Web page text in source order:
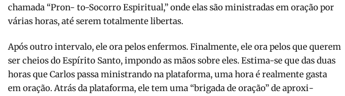
chamada “Pron- to-Socorro Espiritual,” onde elas são ministradas em oração por
várias horas, até serem totalmente libertas.
Após outro intervalo, ele ora pelos enfermos. Finalmente, ele ora pelos que querem
ser cheios do Espírito Santo, impondo as mãos sobre eles. Estima-se que das duas
horas que Carlos passa ministrando na plata­forma, uma hora é realmente gasta
em oração. Atrás da plataforma, ele tem uma “brigada de oração” de aproxi­